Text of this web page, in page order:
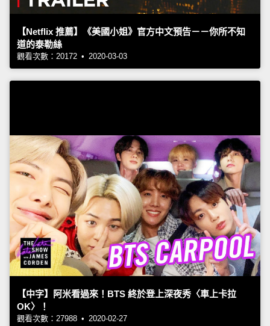
【Netflix 推薦】《美國小姐》官方中文預告－－你所不知
道的泰勒絲
觀看次數：20172 • 2020-03-03
【中字】阿米看過來！BTS 終於登上深夜秀〈車上卡拉
OK〉！
觀看次數：27988 • 2020-02-27